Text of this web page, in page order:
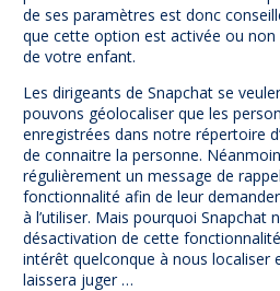
de ses paramètres est donc
que cette option est activée ou
de votre enfant.
Les dirigeants de Snapchat se
pouvons géolocaliser que les
enregistrées dans notre répertoire
de connaitre la personne.
régulièrement un message de
fonctionnalité afin de leur
à l’utiliser. Mais pourquoi Snapchat
désactivation de cette
intérêt quelconque à nous localiser
laissera juger …